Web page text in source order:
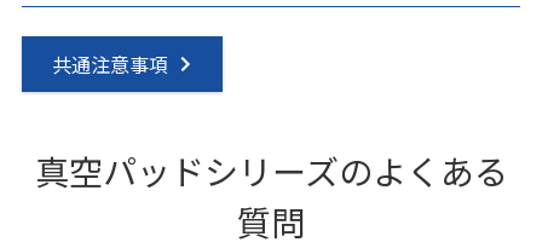
共通注意事項
真空パッドシリーズのよくある
質問